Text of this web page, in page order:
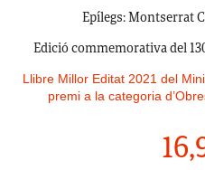
Epílegs: Montserrat
Edició commemorativa del
Llibre Millor Editat 2021 del
premi a la categoria